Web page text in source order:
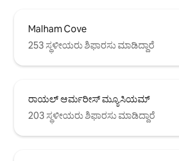
Malham Cove
253 ಸ್ಥಳೀಯರು ಶಿಫಾರಸು ಮಾಡಿದ್ದಾರೆ
ರಾಯಲ್ ಆರ್ಮರೀಸ್ ಮ್ಯೂಸಿಯಮ್
203 ಸ್ಥಳೀಯರು ಶಿಫಾರಸು ಮಾಡಿದ್ದಾರೆ